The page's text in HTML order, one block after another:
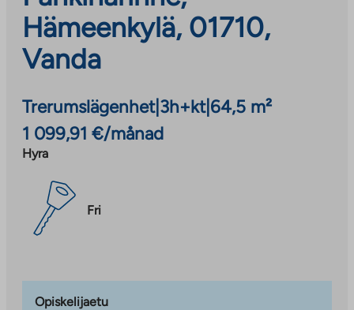
Hämeenkylä, 01710,
Vanda
Trerumslägenhet| 3h+kt| 64,5 m²
1 099,91 €/månad
Hyra
Fri
Opiskelijaetu